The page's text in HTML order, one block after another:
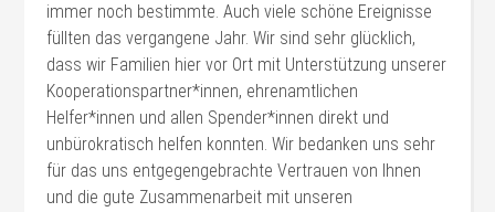
immer noch bestimmte. Auch viele schöne Ereignisse
füllten das vergangene Jahr. Wir sind sehr glücklich,
dass wir Familien hier vor Ort mit Unterstützung unserer
Kooperationspartner*innen, ehrenamtlichen
Helfer*innen und allen Spender*innen direkt und
unbürokratisch helfen konnten. Wir bedanken uns sehr
für das uns entgegengebrachte Vertrauen von Ihnen
und die gute Zusammenarbeit mit unseren